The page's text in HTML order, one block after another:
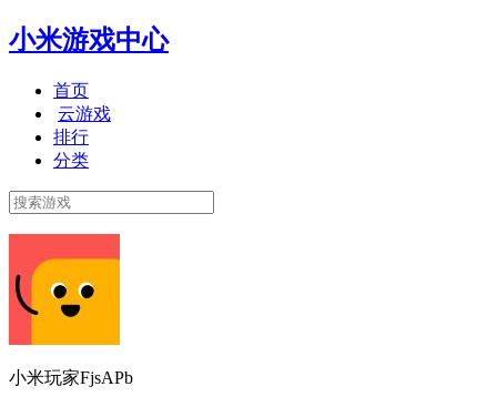
小米游戏中心
首页
云游戏
排行
分类
小米玩家FjsAPb